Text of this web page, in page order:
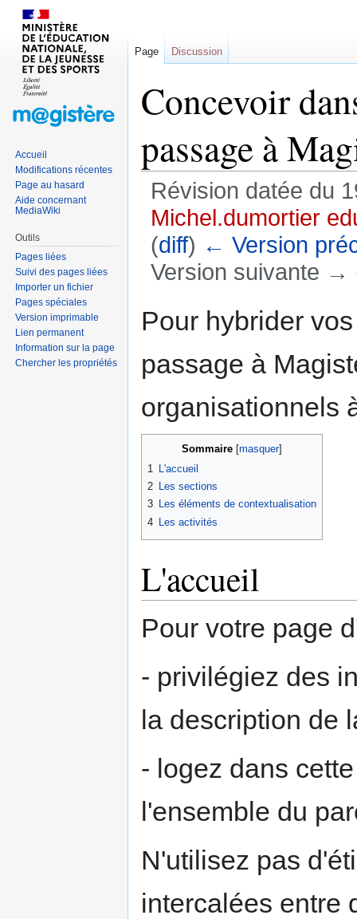
Concevoir
passage à
Révision datée du
Michel.dumortier
(diff) ← Version
Version suivante →
à
navigation
à
recherche
Pour hybrider
passage à
organisationnels
Sommaire
1
L'accueil
2
Les sections
3 Les éléments de contextualisation
4 Les activités
L'accueil
Pour votre page
- privilégiez des
la description de
- logez dans
l'ensemble du
N'utilisez pas
intercalées entre
Page Discussion
Accueil
Modifications récentes
Page au hasard
Aide concernant
MediaWiki
Outils
Pages liées
Suivi des pages liées
Importer un fichier
Pages spéciales
Version imprimable
Lien permanent
Information sur la page
Chercher les propriétés